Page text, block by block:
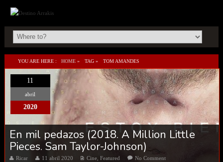
YOU ARE HERE : HOME » TAG » TOM AMANDES
11
abril
2020
En mil pedazos (2018. A Million Little
Pieces. Sam Taylor-Johnson)
Ricar 11 abril 2020 Cine, Featured No Comment